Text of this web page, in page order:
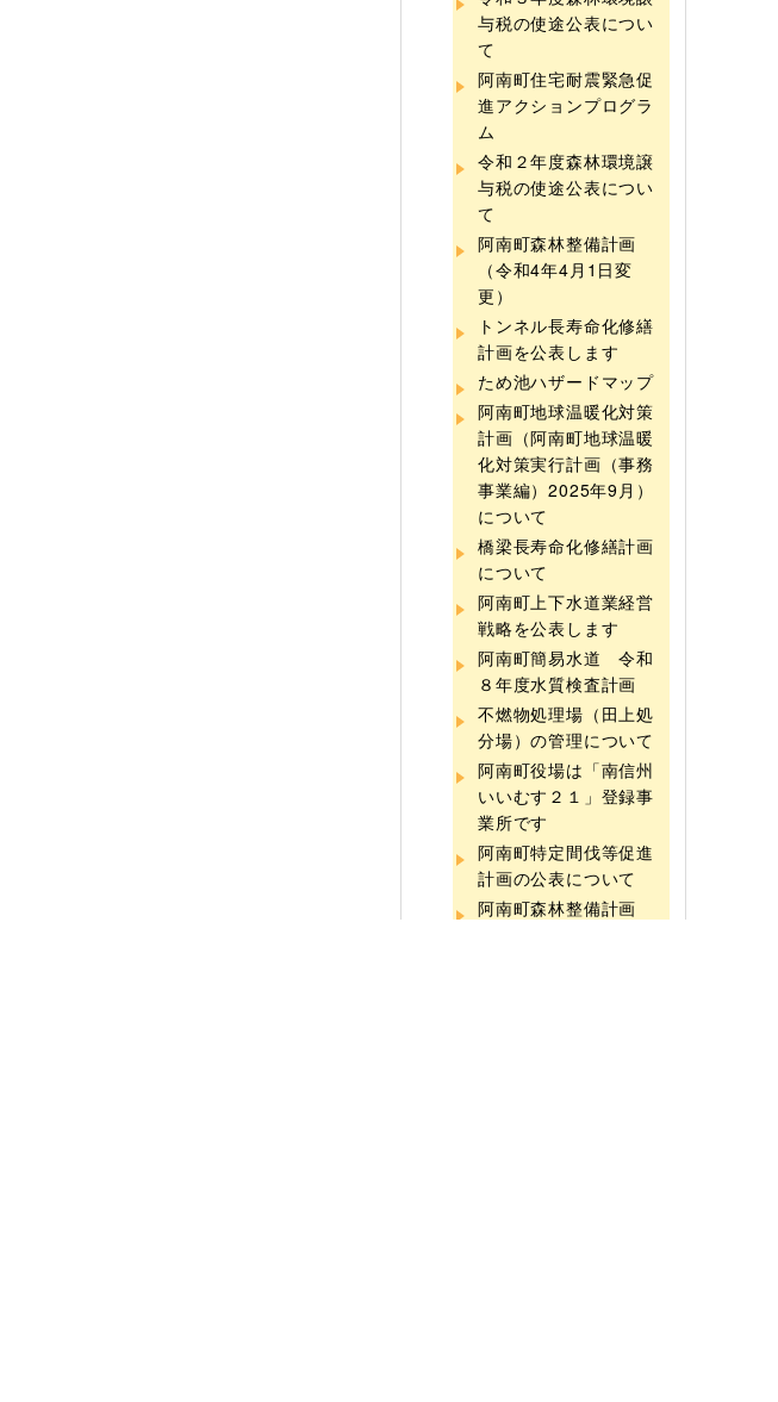
与税の使途公表につい
て
阿南町住宅耐震緊急促
進アクションプログラ
ム
令和２年度森林環境譲
与税の使途公表につい
て
阿南町森林整備計画
（令和4年4月1日変
更）
トンネル長寿命化修繕
計画を公表します
ため池ハザードマップ
阿南町地球温暖化対策
計画（阿南町地球温暖
化対策実行計画（事務
事業編）2025年9月）
について
橋梁長寿命化修繕計画
について
阿南町上下水道業経営
戦略を公表します
阿南町簡易水道 令和
８年度水質検査計画
不燃物処理場（田上処
分場）の管理について
阿南町役場は「南信州
いいむす２１」登録事
業所です
阿南町特定間伐等促進
計画の公表について
阿南町森林整備計画